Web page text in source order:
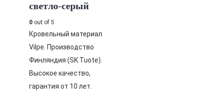
светло-серый
0 out of 5
Кровельный материал
Vilpe. Производство
Финляндия (SK Tuote).
Высокое качество,
гарантия от 10 лет.